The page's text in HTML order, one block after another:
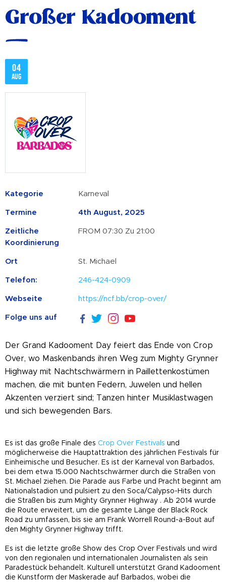
Großer Kadooment
04
Aug
Kategorie Karneval
Termine 4th August, 2025
Zeitliche
Koordinierung
FROM 07:30 Zu 21:00
Ort St. Michael
Telefon: 246-424-0909
Webseite https://ncf.bb/crop-over/
Folge uns auf
Der Grand Kadooment Day feiert das Ende von Crop
Over, wo Maskenbands ihren Weg zum Mighty Grynner
Highway mit Nachtschwärmern in Paillettenkostümen
machen, die mit bunten Federn, Juwelen und hellen
Akzenten verziert sind; Tanzen hinter Musiklastwagen
und sich bewegenden Bars.
Es ist das große Finale des Crop Over Festivals und
möglicherweise die Hauptattraktion des jährlichen Festivals für
Einheimische und Besucher. Es ist der Karneval von Barbados,
bei dem etwa 15.000 Nachtschwärmer durch die Straßen von
St. Michael ziehen. Die Parade aus Farbe und Pracht beginnt am
Nationalstadion und pulsiert zu den Soca/Calypso-Hits durch
die Straßen bis zum Mighty Grynner Highway . Ab 2014 wurde
die Route erweitert, um die gesamte Länge der Black Rock
Road zu umfassen, bis sie am Frank Worrell Round-a-Bout auf
den Mighty Grynner Highway trifft.
Es ist die letzte große Show des Crop Over Festivals und wird
von den regionalen und internationalen Journalisten als sein
Paradestück behandelt. Kulturell unterstützt Grand Kadooment
die Kunstform der Maskerade auf Barbados, wobei die